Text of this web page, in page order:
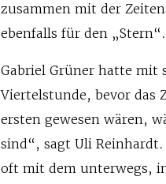
zusammen mit der
ebenfalls für den „Stern“.
Gabriel Grüner hatte mit
Viertelstunde, bevor das
ersten gewesen wären,
sind“, sagt Uli
oft mit dem unterwegs,